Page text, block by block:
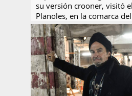
su versión crooner, visitó
Planoles, en la comarca